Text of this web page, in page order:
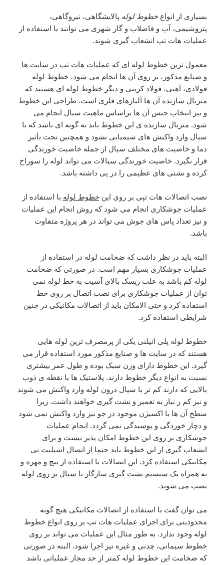
بسیاری از انواعخطوط لوله پالایشگاهی، نیروگاهی،
پتروشیمی، آب و فاضلاب و گاز شهری می توانند با استفاده از
عملیات هات تپ انشعاب گیری شوند.
معمول ترین خطوط لوله ای که عملیات هات تپ در سایت ها
و صنایع مذکور، بر روی آن ها انجام می شود، خطوط لوله
فولادی، آهنی، فولاد کربنی و دیگر خطوط لوله ای هستند که
متریال سازنده آن ها آلیاژهای فلزی است. طراحی این خطوط
و نیز انتخاب جنس آن ها براساس ماهیت سیال انجام می
شود. متریال سازنده ی این خطوط باید به گونه ای باشد که با
سیال وارد واکنش های شیمیایی نشود و همچنین تحت تأثیر
دما و خاصیت های مختلف سیال از جمله خاصیت خورندگی
قرار نگیرد. خاصیت خورندگی سیالات می تواند لوله را سوراخ
کرده و نشتی های عظیمی را در پی داشته باشد.
نصب اتصالات هات تپی بر روی این خطوط لوله با استفاده از
عملیات جوشکاری انجام می شود که روش انجام این عملیات
و نیز تعداد پاس های جوش می تواند در هر پروژه متفاوت
باشد.
البته باید در نظر داشت که ضخامت لوله در استفاده از
عملیات جوشکاری بسیار مهم است. در صورتی که ضخامت
لوله کم باشد به علت ریسک بالای آسیب به خط لوله نمی
توان از عملیات جوشکاری برای نصب اتصال بر روی خط
استفاده کرد و حتی الامکان باید از اتصالات مکانیکی در چنین
شرایطی استفاده کرد.
خطوط لوله پلی اتیلنی یکی از پرمصرف ترین لوله هایی
هستند که در سایت ها و صنایع مذکور مورد استفاده قرار می
گیرد. این خطوط دارای وزن سبک بوده و طول عمر بیشتری
نسبت به انواع دیگر خطوط دارند. پلاستیک ها با نقطه ی ذوب
بالایی که دارند کم تر با سیال درون لوله وارد واکنش می شوند
و نیز کم ر نیاز به تعمیر و نشت گیری خواهند داشت. زیرا
سطح آن ها با اکسیژن موجود در جو نیز وارد واکنش نمی شود
و دچار خوردگی و پوسیدگی نمی گردد. انجام عملیات
جوشکاری بر روی این خطوط امکان پذیر نیست و برای
انشعاب گیری از این خطوط باید حتما از اتصال اسپلیت تی
مکانیکی استفاده کرد. این اتصالات با استفاده از پیچ و مهره و
به همراه یک سیستم نشت گیری سازگار با سیال بر روی لوله
نصب می شوند.
می توان گفت با استفاده از اتصالات مکانیکی هیچ گونه
محدودیتی برای اجرای عملیات هات تپ بر روی انواع خطوط
لوله وجود ندارد. به طور مثال این عملیات می تواند بر روی
خطوط سیمانی، چدنی و غیره نیز اجرا شود. البته در صورتی
که ضخامت این خطوط لوله کمتر از حد مجاز عملیاتی باشد